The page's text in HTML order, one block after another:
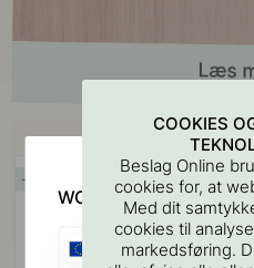
Køb
COOKIES
Beslag Online
cookies for, at
Med dit
cookies til
markedsføring.
WOULD YOU RATHER
EU